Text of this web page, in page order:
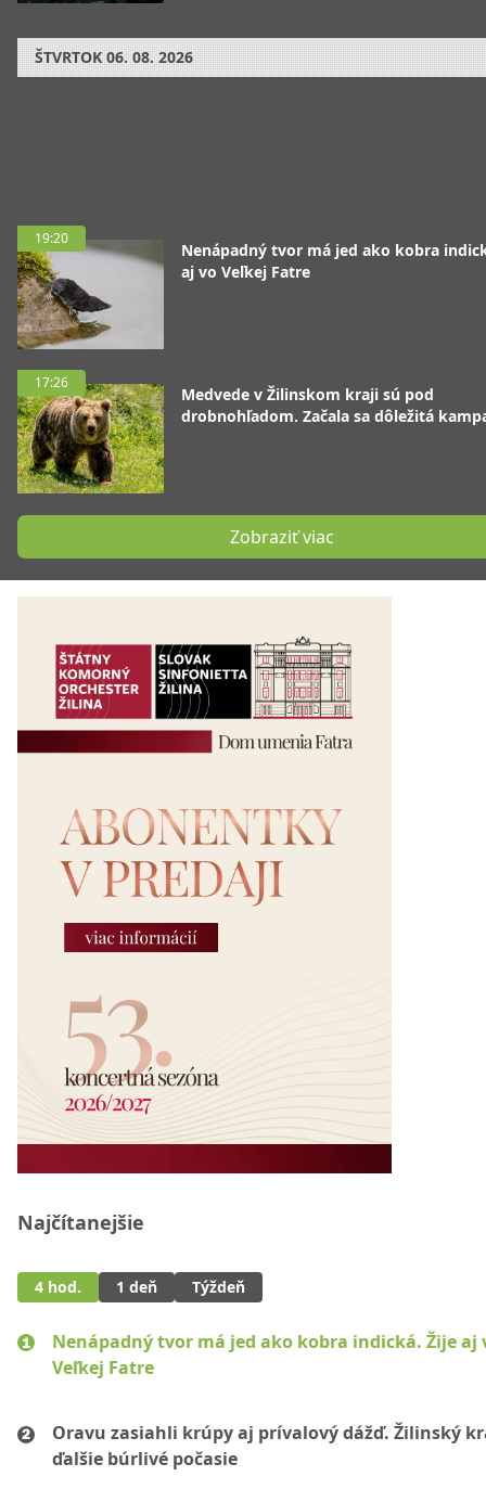
ŠTVRTOK 06. 08. 2026
19:20
Nenápadný tvor má jed ako kobra
aj vo Veľkej Fatre
17:26
Medvede v Žilinskom kraji sú pod
drobnohľadom. Začala sa dôležitá
Zobraziť viac
Najčítanejšie
4 hod. 1 deň Týždeň
Nenápadný tvor má jed ako kobra indická. Žije aj
Veľkej Fatre
Oravu zasiahli krúpy aj prívalový dážď. Žilinský
ďalšie búrlivé počasie